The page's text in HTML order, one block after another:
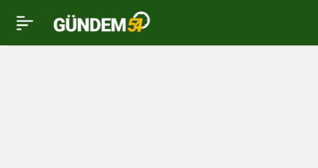
Uzmandan hantavirüs